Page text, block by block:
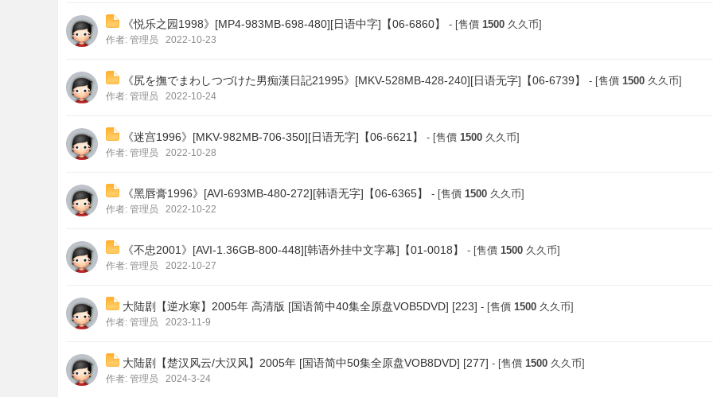
《悦乐之园1998》[MP4-983MB-698-480][日语中字]【06-6860】 - [售價 1500 久久币]
作者: 管理员 2022-10-23
《尻を撫でまわしつづけた男痴漢日記21995》[MKV-528MB-428-240][日语无字]【06-6739】 - [售價 1500 久久币]
作者: 管理员 2022-10-24
《迷宫1996》[MKV-982MB-706-350][日语无字]【06-6621】 - [售價 1500 久久币]
作者: 管理员 2022-10-28
《黑唇膏1996》[AVI-693MB-480-272][韩语无字]【06-6365】 - [售價 1500 久久币]
作者: 管理员 2022-10-22
《不忠2001》[AVI-1.36GB-800-448][韩语外挂中文字幕]【01-0018】 - [售價 1500 久久币]
作者: 管理员 2022-10-27
大陆剧【逆水寒】2005年 高清版 [国语简中40集全原盘VOB5DVD] [223] - [售價 1500 久久币]
作者: 管理员 2023-11-9
大陆剧【楚汉风云/大汉风】2005年 [国语简中50集全原盘VOB8DVD] [277] - [售價 1500 久久币]
作者: 管理员 2024-3-24